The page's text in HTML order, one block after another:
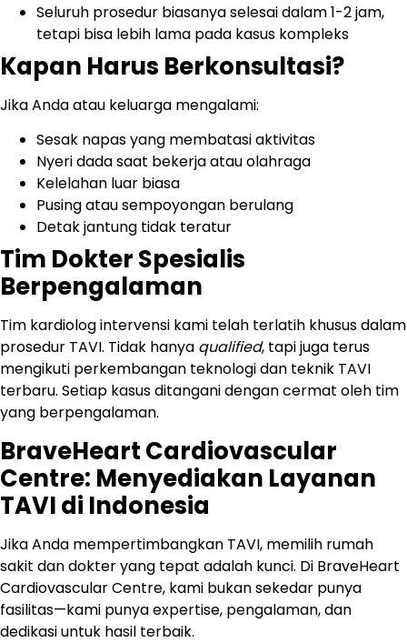
Seluruh prosedur biasanya selesai dalam 1-2 jam,
tetapi bisa lebih lama pada kasus kompleks
Kapan Harus Berkonsultasi?
Jika Anda atau keluarga mengalami:
Sesak napas yang membatasi aktivitas
Nyeri dada saat bekerja atau olahraga
Kelelahan luar biasa
Pusing atau sempoyongan berulang
Detak jantung tidak teratur
Tim Dokter Spesialis
Berpengalaman
Tim kardiolog intervensi kami telah terlatih khusus dalam
prosedur TAVI. Tidak hanya qualified, tapi juga terus
mengikuti perkembangan teknologi dan teknik TAVI
terbaru. Setiap kasus ditangani dengan cermat oleh tim
yang berpengalaman.
BraveHeart Cardiovascular
Centre: Menyediakan Layanan
TAVI di Indonesia
Jika Anda mempertimbangkan TAVI, memilih rumah
sakit dan dokter yang tepat adalah kunci. Di BraveHeart
Cardiovascular Centre, kami bukan sekedar punya
fasilitas—kami punya expertise, pengalaman, dan
dedikasi untuk hasil terbaik.